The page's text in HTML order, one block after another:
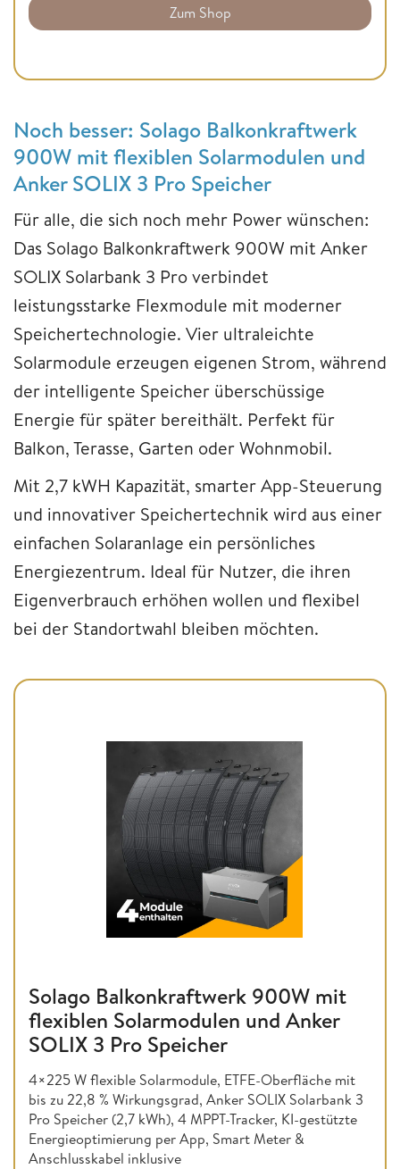
Zum Shop
Noch besser: Solago Balkonkraftwerk
900W mit flexiblen Solarmodulen und
Anker SOLIX 3 Pro Speicher
Für alle, die sich noch mehr Power wünschen:
Das Solago Balkonkraftwerk 900W mit Anker
SOLIX Solarbank 3 Pro verbindet
leistungsstarke Flexmodule mit moderner
Speichertechnologie. Vier ultraleichte
Solarmodule erzeugen eigenen Strom, während
der intelligente Speicher überschüssige
Energie für später bereithält. Perfekt für
Balkon, Terasse, Garten oder Wohnmobil.
Mit 2,7 kWH Kapazität, smarter App-Steuerung
und innovativer Speichertechnik wird aus einer
einfachen Solaranlage ein persönliches
Energiezentrum. Ideal für Nutzer, die ihren
Eigenverbrauch erhöhen wollen und flexibel
bei der Standortwahl bleiben möchten.
Solago Balkonkraftwerk 900W mit
flexiblen Solarmodulen und Anker
SOLIX 3 Pro Speicher
4×225 W flexible Solarmodule, ETFE-Oberfläche mit
bis zu 22,8 % Wirkungsgrad, Anker SOLIX Solarbank 3
Pro Speicher (2,7 kWh), 4 MPPT-Tracker, KI-gestützte
Energieoptimierung per App, Smart Meter &
Anschlusskabel inklusive